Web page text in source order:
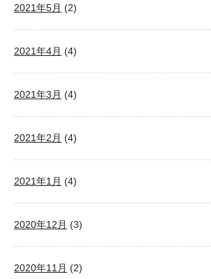
2021年5月 (2)
2021年4月 (4)
2021年3月 (4)
2021年2月 (4)
2021年1月 (4)
2020年12月 (3)
2020年11月 (2)